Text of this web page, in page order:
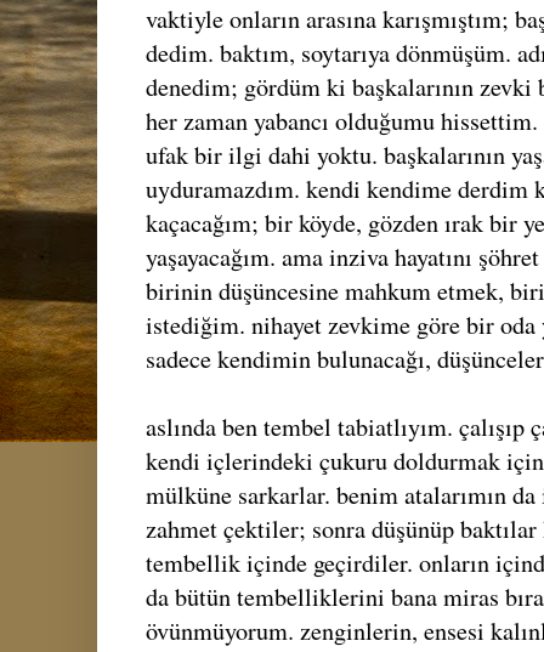
vaktiyle onların arasına karışmıştım;
dedim. baktım, soytarıya dönmüşüm.
denedim; gördüm ki başkalarının zevki
her zaman yabancı olduğumu
ufak bir ilgi dahi yoktu. başkalarının
uyduramazdım. kendi kendime
kaçacağım; bir köyde, gözden ırak bir
yaşayacağım. ama inziva hayatını
birinin düşüncesine mahkum etmek,
istediğim. nihayet zevkime göre bir oda
sadece kendimin bulunacağı,
aslında ben tembel tabiatlıyım.
kendi içlerindeki çukuru doldurmak için
mülküne sarkarlar. benim atalarımın
zahmet çektiler; sonra düşünüp
tembellik içinde geçirdiler. onların
da bütün tembelliklerini bana miras
övünmüyorum. zenginlerin, ensesi